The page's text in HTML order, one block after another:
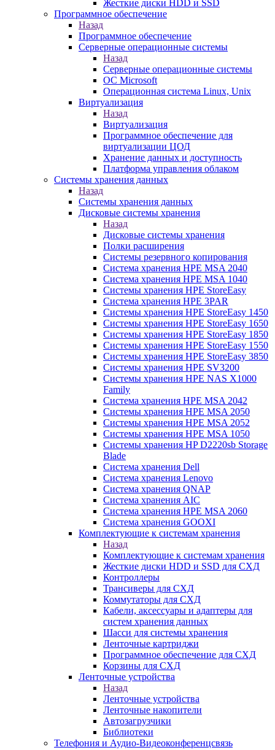
Жесткие диски HDD и SSD
Программное обеспечение
Назад
Программное обеспечение
Серверные операционные системы
Назад
Серверные операционные системы
ОС Microsoft
Операционная система Linux, Unix
Виртуализация
Назад
Виртуализация
Программное обеспечение для
виртуализации ЦОД
Хранение данных и доступность
Платформа управления облаком
Системы хранения данных
Назад
Системы хранения данных
Дисковые системы хранения
Назад
Дисковые системы хранения
Полки расширения
Системы резервного копирования
Система хранения HPE MSA 2040
Система хранения HPE MSA 1040
Системы хранения HPE StoreEasy
Система хранения HPE 3PAR
Системы хранения HPE StoreEasy 1450
Системы хранения HPE StoreEasy 1650
Системы хранения HPE StoreEasy 1850
Системы хранения HPE StoreEasy 1550
Системы хранения HPE StoreEasy 3850
Системы хранения HPE SV3200
Системы хранения HPE NAS X1000
Family
Система хранения HPE MSA 2042
Системы хранения HPE MSA 2050
Системы хранения HPE MSA 2052
Системы хранения HPE MSA 1050
Системы хранения HP D2220sb Storage
Blade
Система хранения Dell
Система хранения Lenovo
Система хранения QNAP
Система хранения AIC
Система хранения HPE MSA 2060
Система хранения GOOXI
Комплектующие к системам хранения
Назад
Комплектующие к системам хранения
Жесткие диски HDD и SSD для СХД
Контроллеры
Трансиверы для СХД
Коммутаторы для СХД
Кабели, аксессуары и адаптеры для
систем хранения данных
Шасси для системы хранения
Ленточные картриджи
Программное обеспечение для СХД
Корзины для СХД
Ленточные устройства
Назад
Ленточные устройства
Ленточные накопители
Автозагрузчики
Библиотеки
Телефония и Аудио-Видеоконференцсвязь